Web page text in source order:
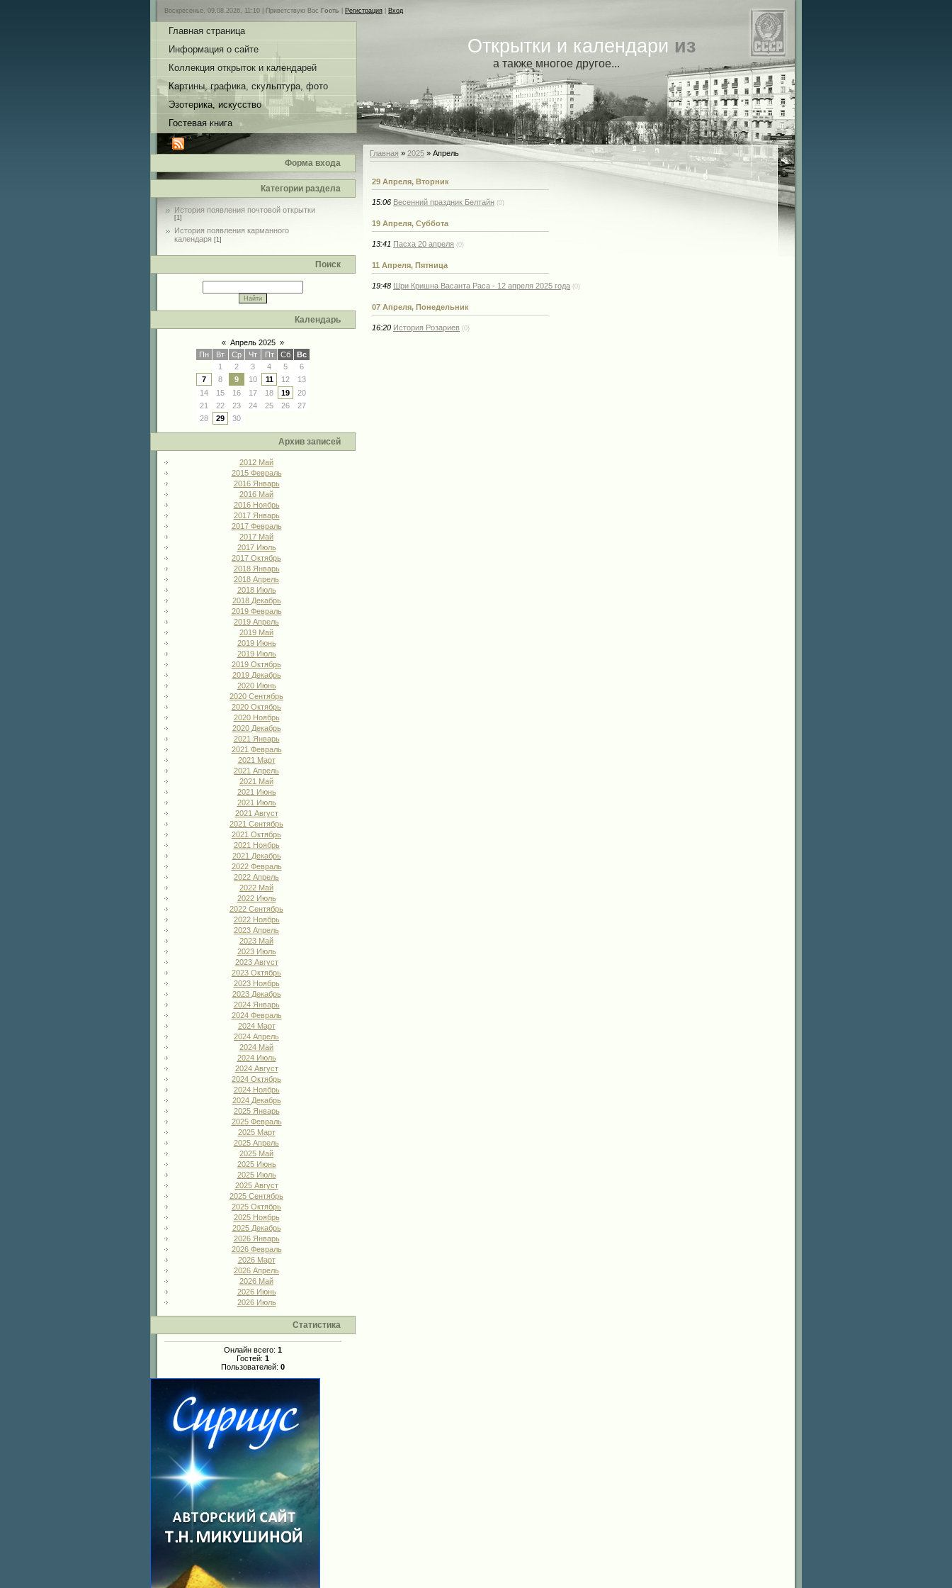
Воскресенье, 09.08.2026, 11:10 | Приветствую Вас Гость Регистрация Вход
Главная страница
Информация о сайте
Коллекция открыток и календарей
Картины, графика, скульптура, фото
Эзотерика, искусство
Гостевая книга
Форма входа
Категории раздела
История появления почтовой открытки
[1]
История появления карманного
календаря [1]
Поиск
Календарь
« Апрель 2025 »
Пн
Вт Ср Чт Пт Сб
Вс
1
2 3 4 5
6
7
8 9 10 11 12
13
14
15 16 17 18 19
20
21
22 23 24 25 26
27
28
29 30
Архив записей
2012 Май
2015 Февраль
2016 Январь
2016 Май
2016 Ноябрь
2017 Январь
2017 Февраль
2017 Май
2017 Июль
2017 Октябрь
2018 Январь
2018 Апрель
2018 Июль
2018 Декабрь
2019 Февраль
2019 Апрель
2019 Май
2019 Июнь
2019 Июль
2019 Октябрь
2019 Декабрь
2020 Июнь
2020 Сентябрь
2020 Октябрь
2020 Ноябрь
2020 Декабрь
2021 Январь
2021 Февраль
2021 Март
2021 Апрель
2021 Май
2021 Июнь
2021 Июль
2021 Август
2021 Сентябрь
2021 Октябрь
2021 Ноябрь
2021 Декабрь
2022 Февраль
2022 Апрель
2022 Май
2022 Июль
2022 Сентябрь
2022 Ноябрь
2023 Апрель
2023 Май
2023 Июль
2023 Август
2023 Октябрь
2023 Ноябрь
2023 Декабрь
2024 Январь
2024 Февраль
2024 Март
2024 Апрель
2024 Май
2024 Июль
2024 Август
2024 Октябрь
2024 Ноябрь
2024 Декабрь
2025 Январь
2025 Февраль
2025 Март
2025 Апрель
2025 Май
2025 Июнь
2025 Июль
2025 Август
2025 Сентябрь
2025 Октябрь
2025 Ноябрь
2025 Декабрь
2026 Январь
2026 Февраль
2026 Март
2026 Апрель
2026 Май
2026 Июнь
2026 Июль
Статистика
Онлайн всего: 1
Гостей: 1
Пользователей: 0
Открытки и календари из
а также многое другое...
Главная » 2025 » Апрель
29 Апреля, Вторник
15:06 Весенний праздник Белтайн (0)
19 Апреля, Суббота
13:41 Пасха 20 апреля (0)
11 Апреля, Пятница
19:48 Шри Кришна Васанта Раса - 12 апреля 2025 года (0)
07 Апреля, Понедельник
16:20 История Розариев (0)